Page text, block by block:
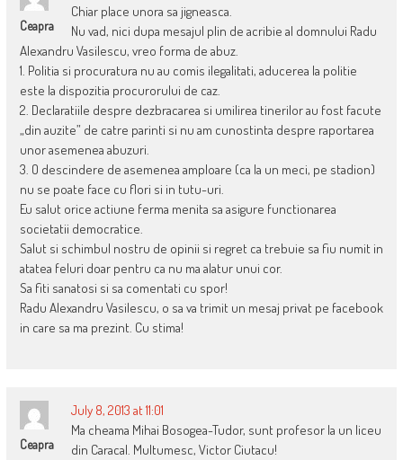
Ceapra
Chiar place unora sa jigneasca.
Nu vad, nici dupa mesajul plin de acribie al domnului Radu
Alexandru Vasilescu, vreo forma de abuz.
1. Politia si procuratura nu au comis ilegalitati, aducerea la politie
este la dispozitia procurorului de caz.
2. Declaratiile despre dezbracarea si umilirea tinerilor au fost facute
„din auzite” de catre parinti si nu am cunostinta despre raportarea
unor asemenea abuzuri.
3. O descindere de asemenea amploare (ca la un meci, pe stadion)
nu se poate face cu flori si in tutu-uri.
Eu salut orice actiune ferma menita sa asigure functionarea
societatii democratice.
Salut si schimbul nostru de opinii si regret ca trebuie sa fiu numit in
atatea feluri doar pentru ca nu ma alatur unui cor.
Sa fiti sanatosi si sa comentati cu spor!
Radu Alexandru Vasilescu, o sa va trimit un mesaj privat pe facebook
in care sa ma prezint. Cu stima!
Ceapra
July 8, 2013 at 11:01
Ma cheama Mihai Bosogea-Tudor, sunt profesor la un liceu
din Caracal. Multumesc, Victor Ciutacu!